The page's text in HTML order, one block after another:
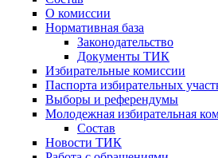
О комиссии
Нормативная база
Законодательство
Документы ТИК
Избирательные комиссии
Паспорта избирательных
Выборы и референдумы
Молодежная избирательная
Состав
Новости ТИК